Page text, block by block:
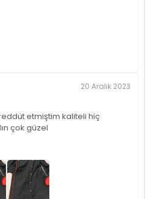
20 Aralık 2023
etmiştim kaliteli hiç
çok güzel